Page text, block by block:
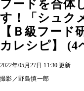
フードを合体
す！「シュク
【Ｂ級フード
カレシピ】 (4
2022年05月27日 11:30 更新
撮影／野島慎一郎